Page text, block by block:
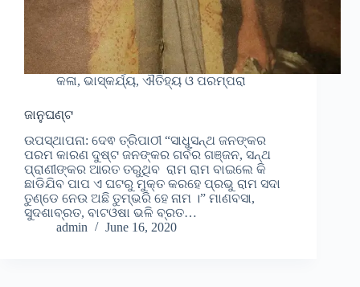
କଳା, ଭାସ୍କର୍ଯ୍ୟ, ଐତିହ୍ୟ ଓ ପରମ୍ପରା
ଜାନୁଘଣ୍ଟ
ଉପସ୍ଥାପନା: ଦେଵ ତ୍ରିପାଠୀ “ସାଧୁସନ୍ଥ ଜନଙ୍କର
ପରମ କାରଣ ଦୁଷ୍ଟ ଜନଙ୍କର ଗର୍ବର ଗଞ୍ଜନ, ସନ୍ଥ
ପ୍ରାଣୀଙ୍କର ଆରତ ତରୁଥିବ ରାମ ରାମ ବାଇଲେ କି
ଛାଡିଯିବ ପାପ ଏ ଘଟରୁ ମୁକ୍ତ କରହେ ପ୍ରଭୁ ରାମ ସଦା
ତୁଣ୍ଡେ ନେଉ ଅଛି ତୁମ୍ଭରି ହେ ନାମ ।” ମାଣବସା,
ସୁଦଶାବ୍ରତ, ବାଟଓଷା ଭଳି ବ୍ରତ…
admin
June 16, 2020